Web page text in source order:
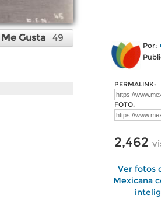
Me Gusta 49
Por:
PERMALINK:
FOTO:
2,462
Ver fotos
Mexicana